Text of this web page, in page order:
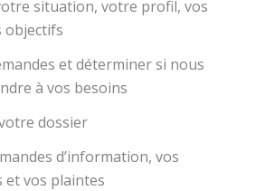
situation, votre profil, vos
objectifs
et déterminer si nous
à vos besoins
dossier
d’information, vos
et vos plaintes